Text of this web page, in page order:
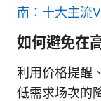
南：十大主流
如何避免在
利用价格提醒
低需求场次的